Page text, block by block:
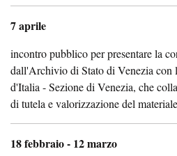
7 aprile
incontro pubblico per presentare la
dall'Archivio di Stato di Venezia con
d'Italia - Sezione di Venezia, che
di tutela e valorizzazione del
18 febbraio - 12 marzo